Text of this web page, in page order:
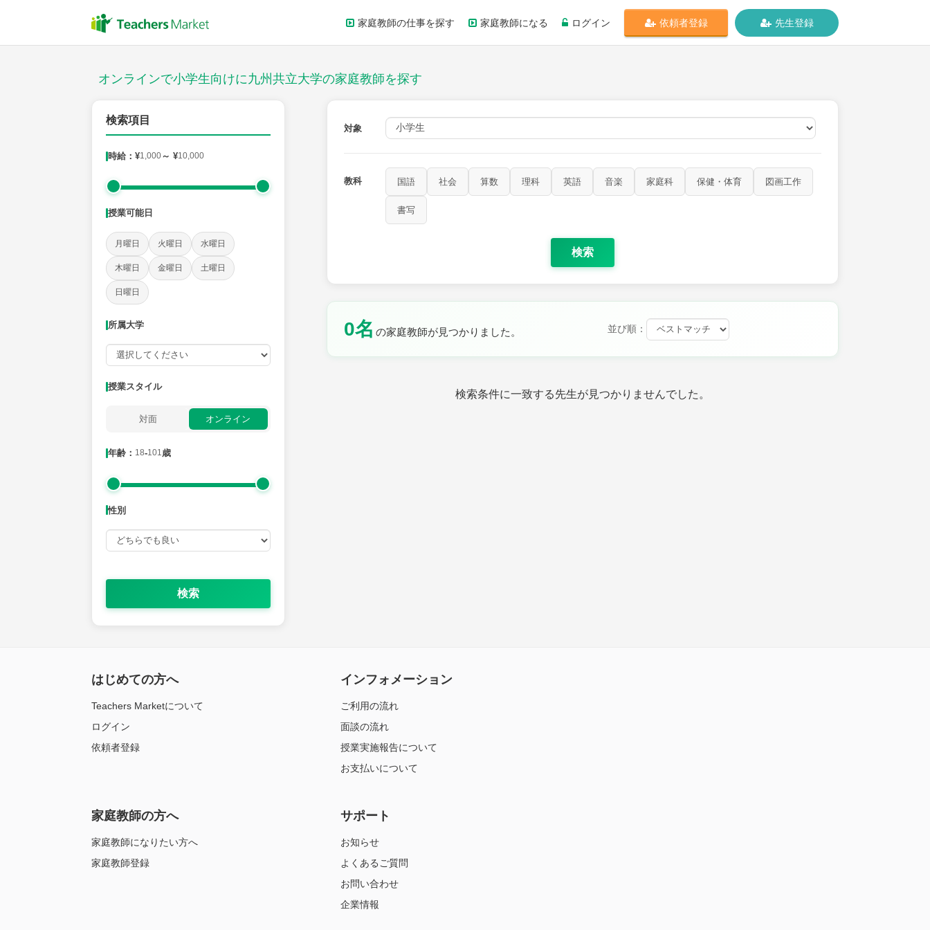
家庭教師の仕事を探す 家庭教師になる ログイン 依頼者登録 先生登録
オンラインで小学生向けに九州共立大学の家庭教師を探す
検索項目
時給：¥1,000～ ¥10,000
授業可能日
月曜日 火曜日 水曜日
木曜日 金曜日 土曜日
日曜日
所属大学
授業スタイル
対面 オンライン
年齢： 18-101歳
性別
検索
対象
教科 国語 社会 算数 理科 英語 音楽 家庭科 保健・体育 図画工作
書写
検索
0名 の家庭教師が見つかりました。 並び順：
検索条件に一致する先生が見つかりませんでした。
授業スタイル
社会 保健・体育 図画工作 書写
時給：¥1,000 ～ ¥10,000
授業可能日
火曜日 土曜日 日曜日
所属大学
はじめての方へ
Teachers Marketについて
ログイン
依頼者登録
インフォメーション
ご利用の流れ
面談の流れ
授業実施報告について
お支払いについて
家庭教師の方へ
家庭教師になりたい方へ
家庭教師登録
サポート
お知らせ
よくあるご質問
お問い合わせ
企業情報